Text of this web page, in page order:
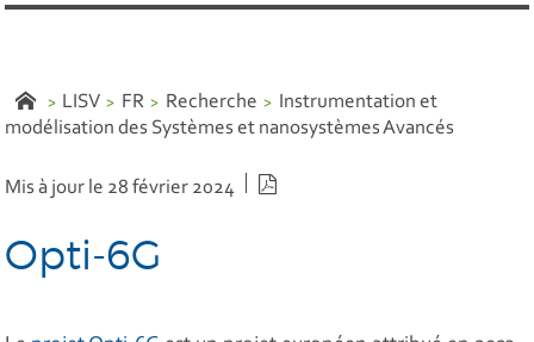
LISV FR Recherche
Instrumentation et
modélisation des Systèmes et nanosystèmes Avancés
Mis à jour le 28 février 2024
Opti-6G